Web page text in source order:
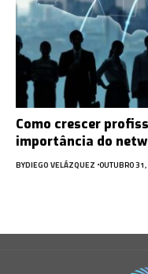
Como crescer
importância do
BYDIEGO VELÁZQUEZ OUTUBRO